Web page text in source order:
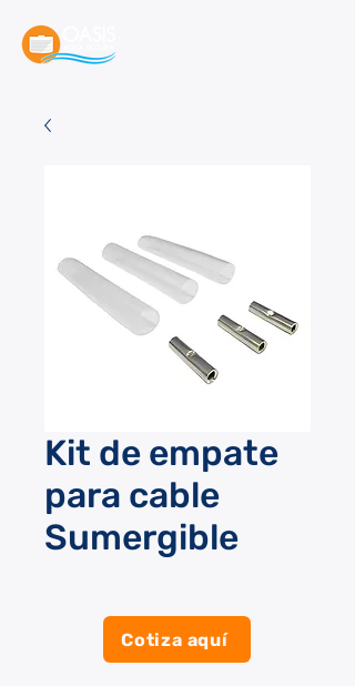
Kit de empate
para cable
Sumergible
Cotiza aquí